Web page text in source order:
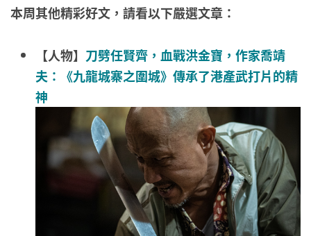
本周其他精彩好文，請看以下嚴選文章：
【人物】 刀劈任賢齊，血戰洪金寶，作家喬靖
夫：《九龍城寨之圍城》傳承了港產武打片的精
神